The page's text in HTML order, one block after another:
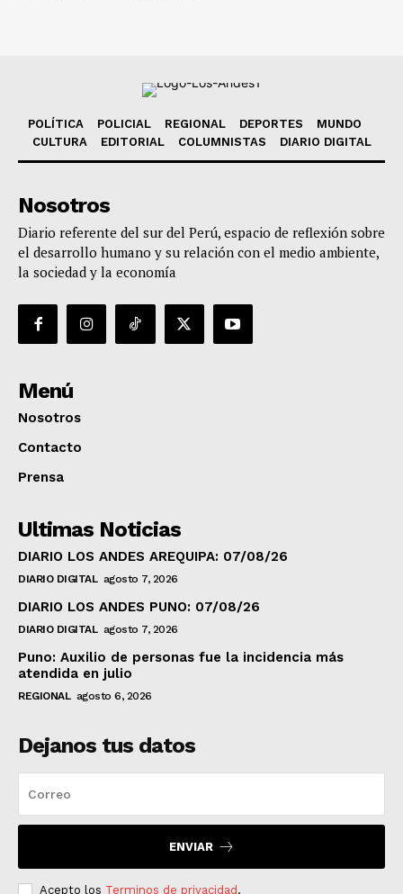
POLÍTICA POLICIAL REGIONAL DEPORTES
MUNDO
CULTURA
EDITORIAL COLUMNISTAS DIARIO DIGITAL
Nosotros
Diario referente del sur del Perú, espacio de reflexión sobre
el desarrollo humano y su relación con el medio ambiente,
la sociedad y la economía
Menú
Nosotros
Contacto
Prensa
Ultimas Noticias
DIARIO LOS ANDES AREQUIPA: 07/08/26
DIARIO DIGITAL agosto 7, 2026
DIARIO LOS ANDES PUNO: 07/08/26
DIARIO DIGITAL agosto 7, 2026
Puno: Auxilio de personas fue la incidencia más
atendida en julio
REGIONAL agosto 6, 2026
Dejanos tus datos
ENVIAR
Acepto los Terminos de privacidad .